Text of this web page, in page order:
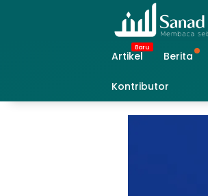
Artikel
Berita
Kontributor